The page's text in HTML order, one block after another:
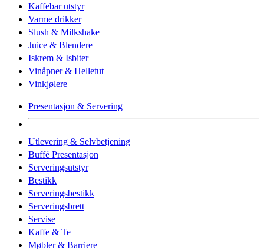
Kaffebar utstyr
Varme drikker
Slush & Milkshake
Juice & Blendere
Iskrem & Isbiter
Vinåpner & Helletut
Vinkjølere
Presentasjon & Servering
Utlevering & Selvbetjening
Buffé Presentasjon
Serveringsutstyr
Bestikk
Serveringsbestikk
Serveringsbrett
Servise
Kaffe & Te
Møbler & Barriere